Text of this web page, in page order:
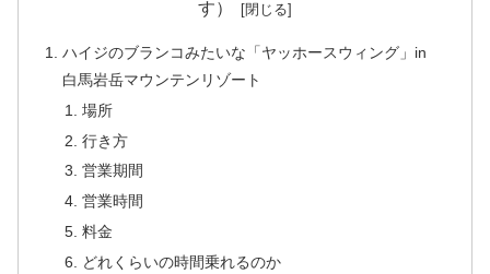
す）
ハイジのブランコみたいな「ヤッホースウィング」in
白馬岩岳マウンテンリゾート
場所
行き方
営業期間
営業時間
料金
どれくらいの時間乗れるのか